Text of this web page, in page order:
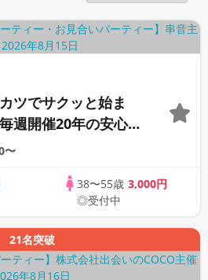
ツでサクッと始ま
週開催20年の安心イ
〜
38〜55歳 3,000円
◎受付中
21名突破